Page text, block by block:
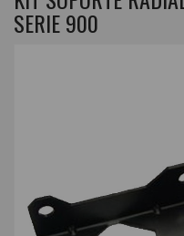
SERIE 900